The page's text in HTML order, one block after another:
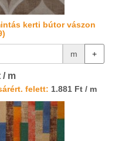
kerti bútor vászon
m +
/ m
felett: 1.881 Ft / m